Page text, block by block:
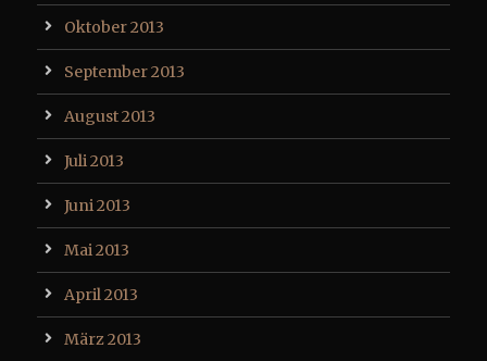
Oktober 2013
September 2013
August 2013
Juli 2013
Juni 2013
Mai 2013
April 2013
März 2013